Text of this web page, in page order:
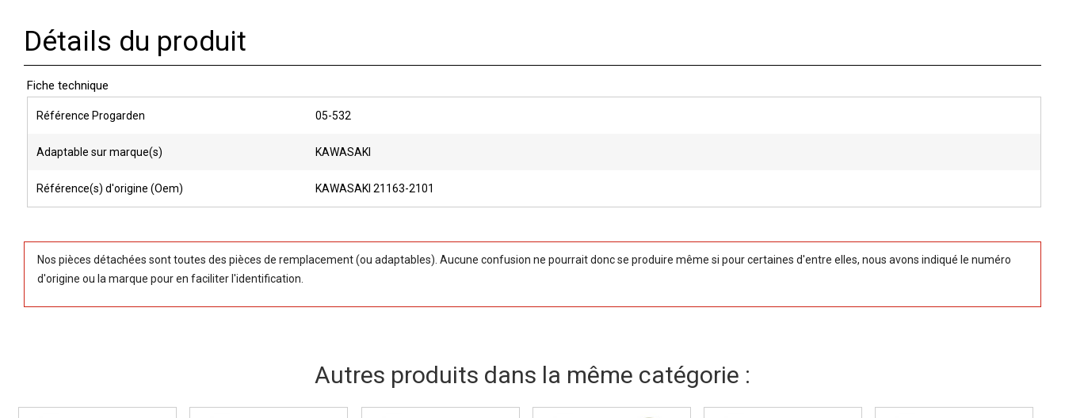
Détails du produit
Fiche technique
Référence Progarden 05-532
Adaptable sur marque(s) KAWASAKI
Référence(s) d'origine (Oem) KAWASAKI 21163-2101
Nos pièces détachées sont toutes des pièces de remplacement (ou adaptables). Aucune confusion ne pourrait donc se produire même si pour certaines d'entre elles, nous avons indiqué le numéro
d'origine ou la marque pour en faciliter l'identification.
Autres produits dans la même catégorie :